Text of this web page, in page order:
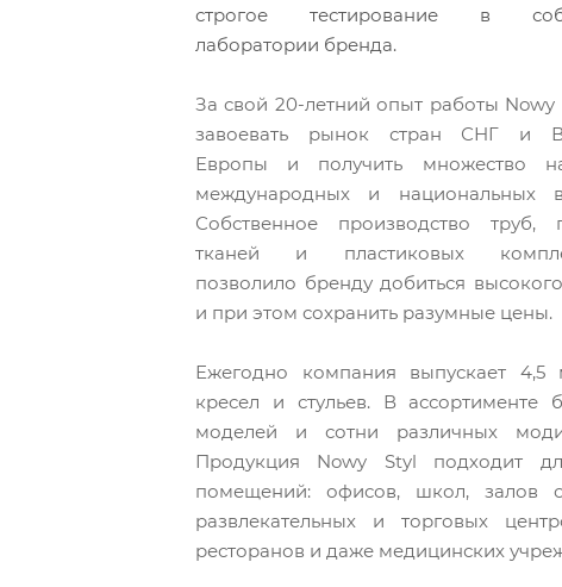
строгое тестирование в
лаборатории бренда.
За свой 20-летний опыт работы Nowy
завоевать рынок стран СНГ и
Европы и получить множество
международных и национальных
Собственное производство труб,
тканей и пластиковых
позволило бренду добиться
и при этом сохранить разумные цены.
Ежегодно компания выпускает 4,5
кресел и стульев. В ассортименте
моделей и сотни различных
Продукция Nowy Styl подходит
помещений: офисов, школ, залов
развлекательных и торговых
ресторанов и даже медицинских